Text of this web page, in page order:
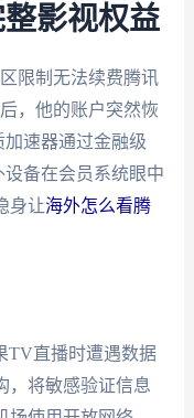
影视权益
限制无法续费腾讯
，他的账户突然恢
速器通过金融级
设备在会员系统眼中
身让海外怎么看腾
TV直播时遭遇数据
，将敏感验证信息